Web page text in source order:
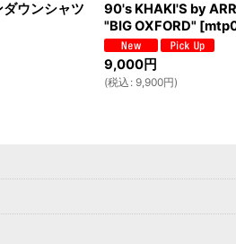
ウンシャツ
90's KHAKI'S by
"BIG OXFORD" [
9,000円
(税込 : 9,900円)